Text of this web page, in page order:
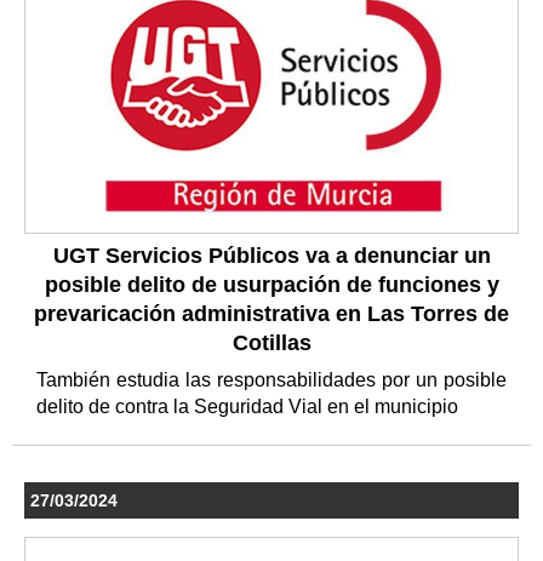
UGT Servicios Públicos va a denunciar un
posible delito de usurpación de funciones y
prevaricación administrativa en Las Torres de
Cotillas
También estudia las responsabilidades por un posible
delito de contra la Seguridad Vial en el municipio
27/03/2024